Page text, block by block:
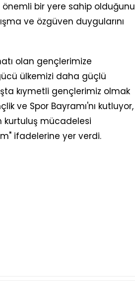
bir yere sahip olduğunu
ve özgüven duygularını
olan gençlerimize
ülkemizi daha güçlü
kıymetli gençlerimiz olmak
ve Spor Bayramı'nı kutluyor,
kurtuluş mücadelesi
ifadelerine yer verdi.